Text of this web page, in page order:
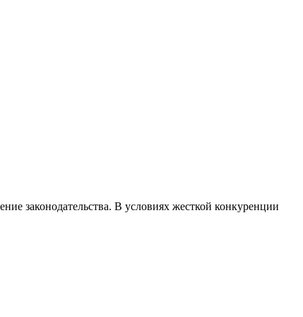
законодательства. В условиях жесткой конкуренции